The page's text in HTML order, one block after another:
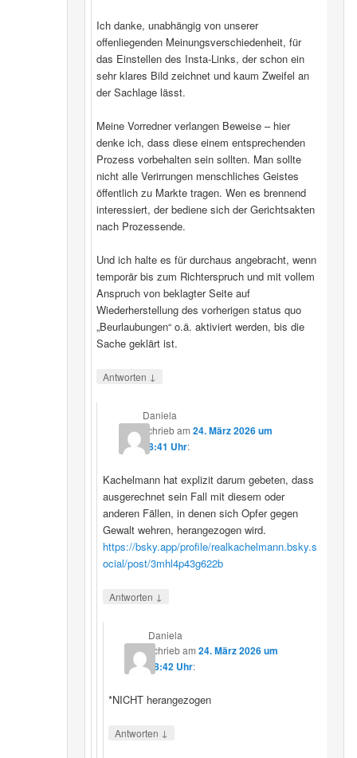
Ich danke, unabhängig von unserer
offenliegenden Meinungsverschiedenheit, für
das Einstellen des Insta-Links, der schon ein
sehr klares Bild zeichnet und kaum Zweifel an
der Sachlage lässt.
Meine Vorredner verlangen Beweise – hier
denke ich, dass diese einem entsprechenden
Prozess vorbehalten sein sollten. Man sollte
nicht alle Verirrungen menschliches Geistes
öffentlich zu Markte tragen. Wen es brennend
interessiert, der bediene sich der Gerichtsakten
nach Prozessende.
Und ich halte es für durchaus angebracht, wenn
temporär bis zum Richterspruch und mit vollem
Anspruch von beklagter Seite auf
Wiederherstellung des vorherigen status quo
„Beurlaubungen“ o.ä. aktiviert werden, bis die
Sache geklärt ist.
Antworten ↓
Daniela
schriebam 24. März 2026 um
08:41 Uhr:
Kachelmann hat explizit darum gebeten, dass
ausgerechnet sein Fall mit diesem oder
anderen Fällen, in denen sich Opfer gegen
Gewalt wehren, herangezogen wird.
https://bsky.app/profile/realkachelmann.bsky.s
ocial/post/3mhl4p43g622b
Antworten ↓
Daniela
schriebam24. März 2026 um
08:42 Uhr:
*NICHT herangezogen
Antworten ↓